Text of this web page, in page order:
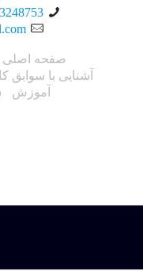
صفحه اصلی
آشنایی با سوابق
آموزش